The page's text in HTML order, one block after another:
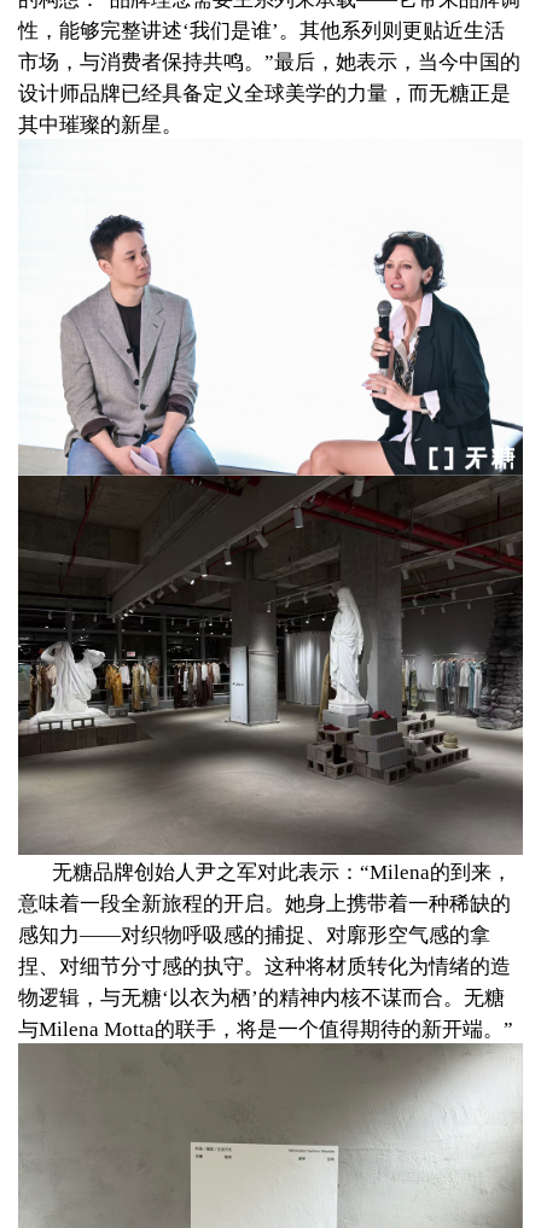
性，能够完整讲述‘我们是谁’。其他系列则更贴近生活
市场，与消费者保持共鸣。”最后，她表示 ，当今中国的
设计师品牌已经具备定义全球美学的力量，而无糖正是
其中璀璨的新星。
无糖品牌创始人尹之军对此表示： “Milena的到来，
意味着一段全新旅程的开启。她身上携带着一种稀缺的
感知力——对织物呼吸感的捕捉、对廓形空气感的拿
捏、对细节分寸感的执守。这种将材质转化为情绪的造
物逻辑，与无糖‘以衣为栖’的精神内核不谋而合。无糖
与Milena Motta的联手，将是一个值得期待的新开端。”